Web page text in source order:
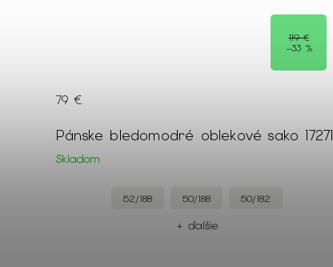
119 €
–33 %
Pánske bledomodré oblekové sako 17271
Skladom
79 €
52/188 50/188 50/182
+ ďalšie